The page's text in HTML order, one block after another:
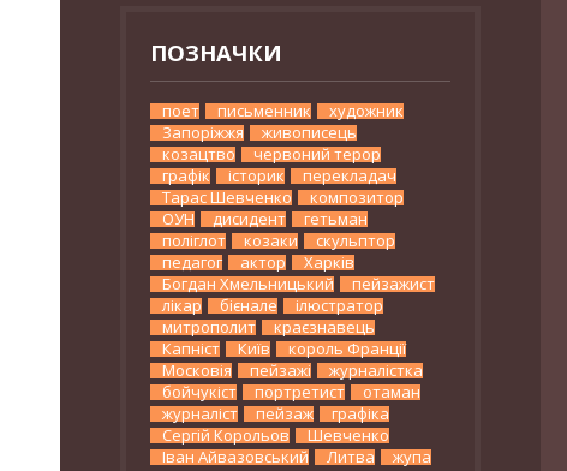
ПОЗНАЧКИ
поет письменник
художник
Запоріжжя
живописець
козацтво
червоний терор
графік
історик
перекладач
Тарас Шевченко
композитор
ОУН
дисидент
гетьман
поліглот
козаки
скульптор
педагог
актор
Харків
Богдан Хмельницький
пейзажист
лікар
бієнале
ілюстратор
митрополит
краєзнавець
Капніст
Київ
король Франції
Московія
пейзажі
журналістка
бойчукіст
портретист
отаман
журналіст
пейзаж
графіка
Сергій Корольов
Шевченко
Іван Айвазовський
Литва жупа